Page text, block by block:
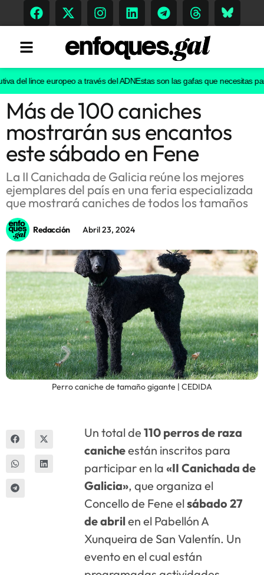
Tendencias
Memoria Histórica
Gastronomía
Escenarios
Sostenibilidad
Innova
lince europeo a través del ADNEstas son las gafas que necesitas para
Más de 100 caniches
mostrarán sus encantos
este sábado en Fene
La II Canichada de Galicia reúne los mejores
ejemplares del país en una feria especializada
que mostrará caniches de todos los tamaños
Redacción Abril 23, 2024
Perro caniche de tamaño gigante | CEDIDA
Un total de110 perros de raza
canicheestán inscritos para
participar en la «II Canichada de
Galicia», que organiza el
Concello de Fene elsábado 27
de abrilen el Pabellón A
Xunqueira de San Valentín. Un
evento en el cual están